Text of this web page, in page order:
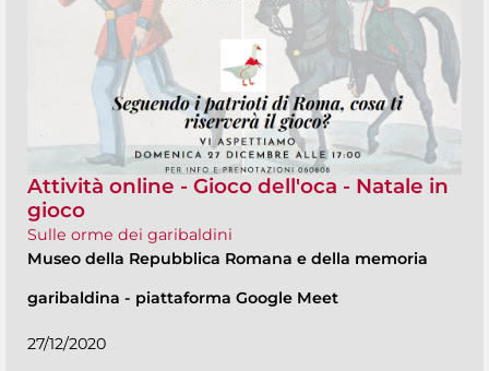
Attività online - Gioco dell'oca - Natale in
gioco
Sulle orme dei garibaldini
Museo della Repubblica Romana e della memoria
garibaldina - piattaforma Google Meet
27/12/2020